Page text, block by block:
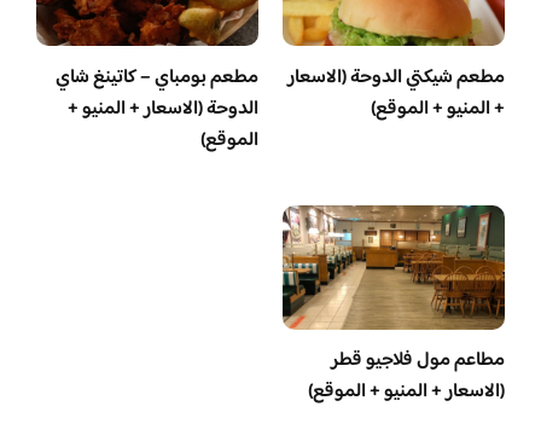
مطعم شيكتي الدوحة (الاسعار
+ المنيو + الموقع)
مطعم بومباي – كاتينغ شاي
الدوحة (الاسعار + المنيو +
الموقع)
مطاعم مول فلاجيو قطر
(الاسعار + المنيو + الموقع)